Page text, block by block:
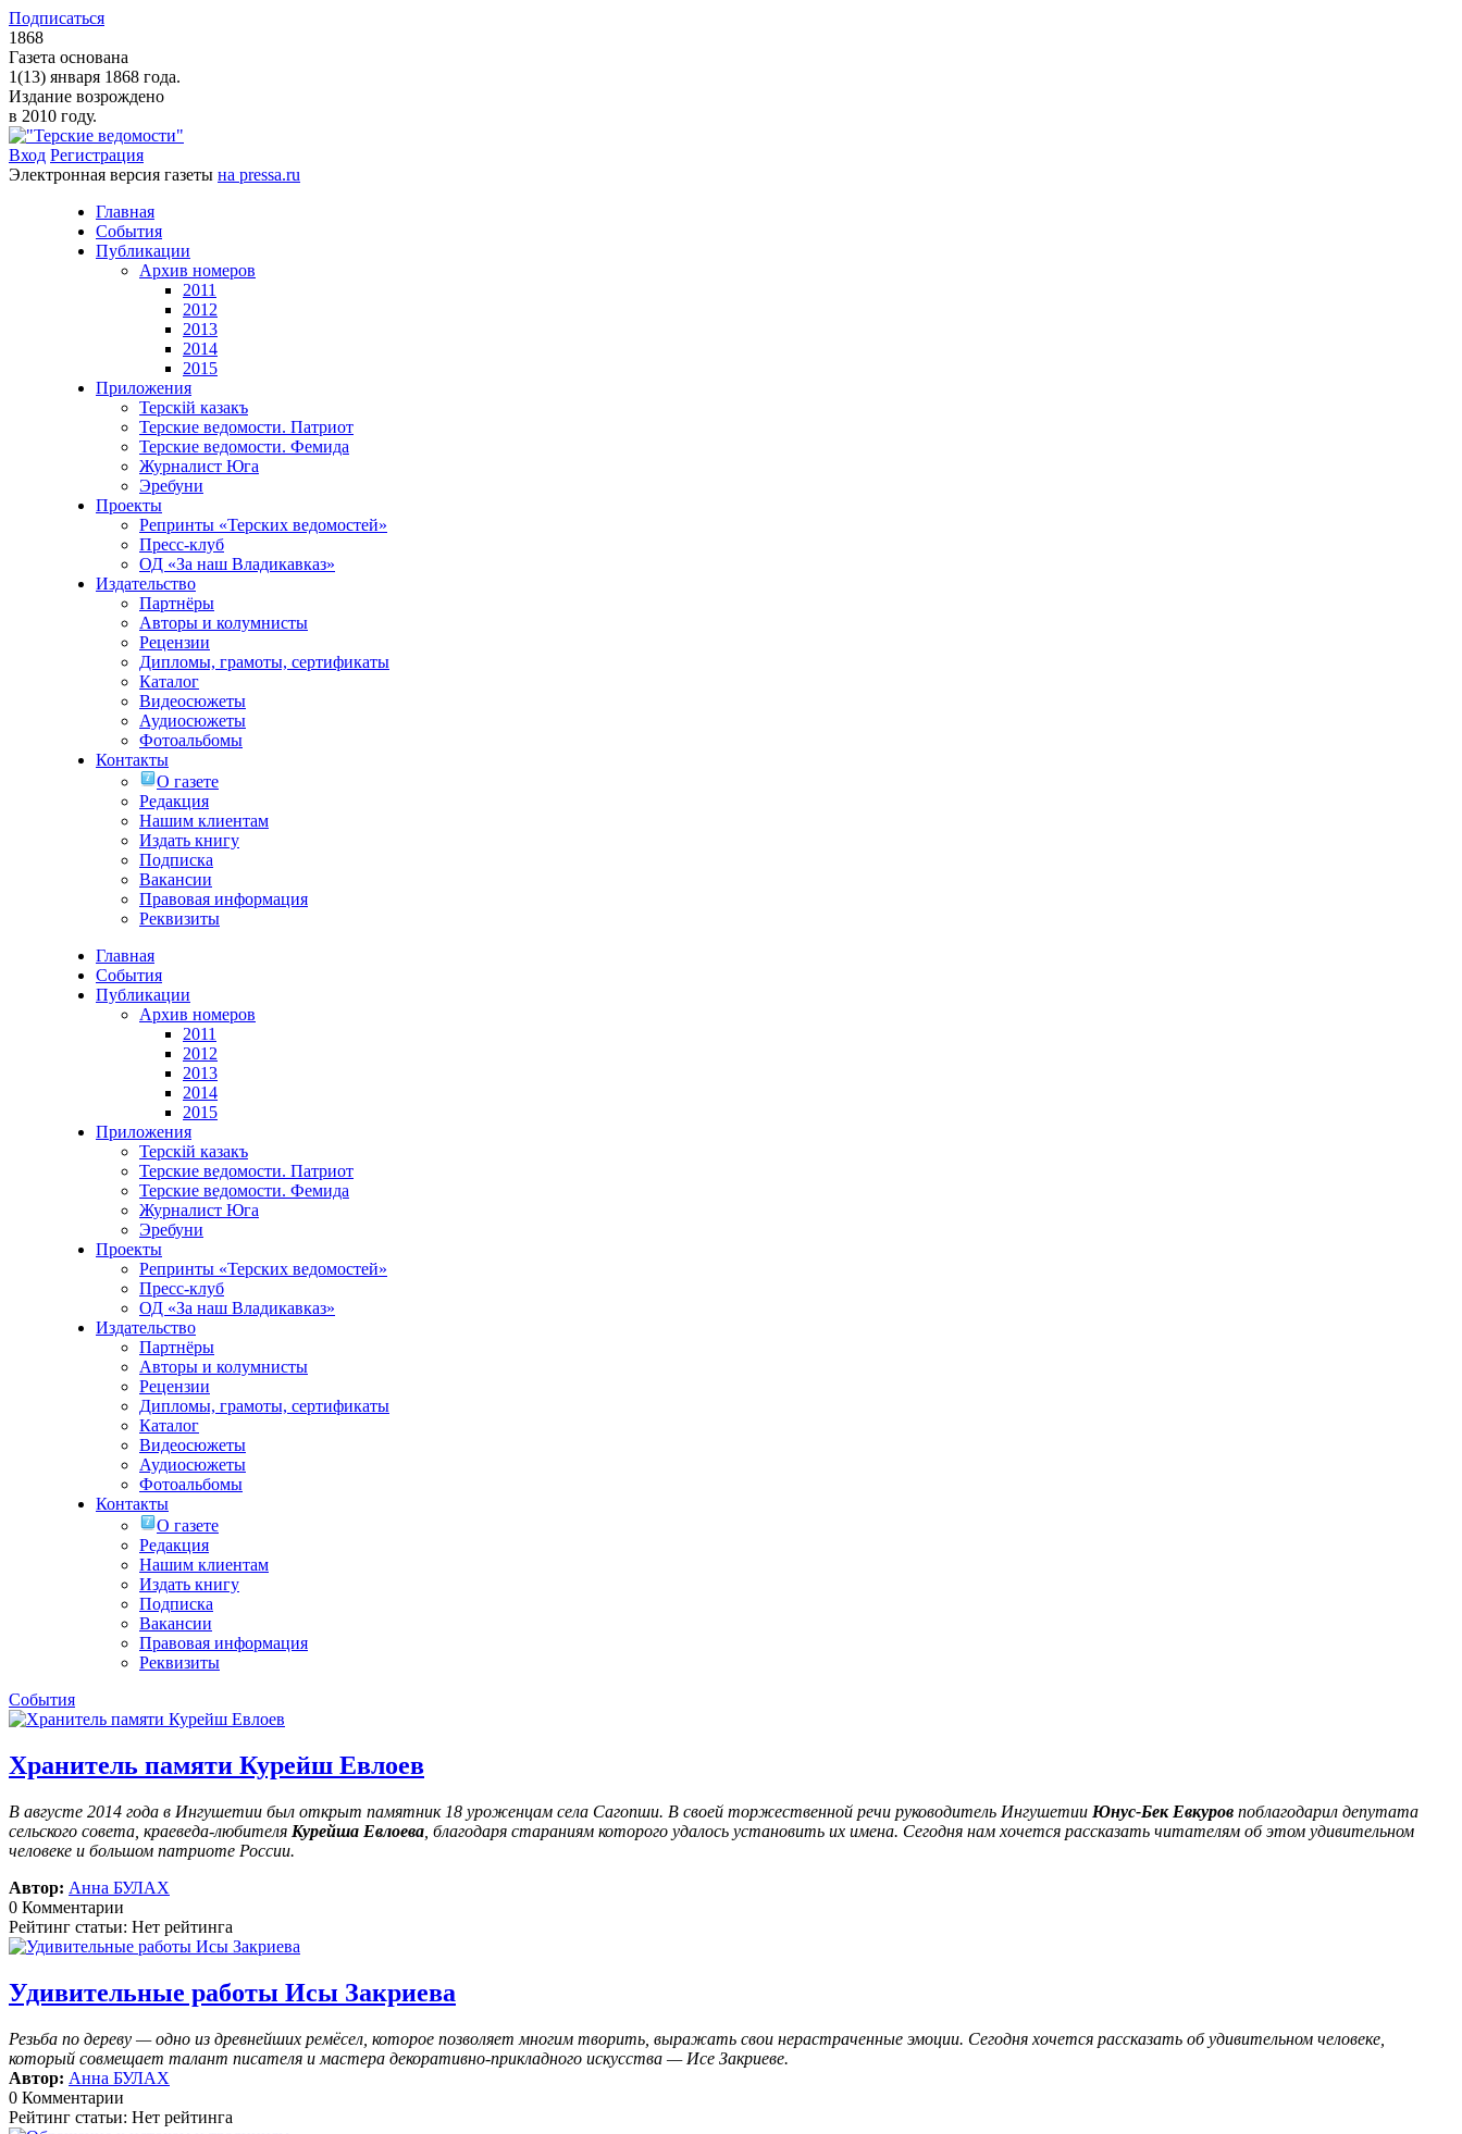
Подписаться
1868
Газета основана
1(13) января 1868 года.
Издание возрождено
в 2010 году.
Вход Регистрация
Электронная версия газеты на pressa.ru
Главная
События
Публикации
Архив номеров
2011
2012
2013
2014
2015
Приложения
Терскiй казакъ
Терские ведомости. Патриот
Терские ведомости. Фемида
Журналист Юга
Эребуни
Проекты
Репринты «Терских ведомостей»
Пресс-клуб
ОД «За наш Владикавказ»
Издательство
Партнёры
Авторы и колумнисты
Рецензии
Дипломы, грамоты, сертификаты
Каталог
Видеосюжеты
Аудиосюжеты
Фотоальбомы
Контакты
О газете
Редакция
Нашим клиентам
Издать книгу
Подписка
Вакансии
Правовая информация
Реквизиты
Главная
События
Публикации
Архив номеров
2011
2012
2013
2014
2015
Приложения
Терскiй казакъ
Терские ведомости. Патриот
Терские ведомости. Фемида
Журналист Юга
Эребуни
Проекты
Репринты «Терских ведомостей»
Пресс-клуб
ОД «За наш Владикавказ»
Издательство
Партнёры
Авторы и колумнисты
Рецензии
Дипломы, грамоты, сертификаты
Каталог
Видеосюжеты
Аудиосюжеты
Фотоальбомы
Контакты
О газете
Редакция
Нашим клиентам
Издать книгу
Подписка
Вакансии
Правовая информация
Реквизиты
События
Хранитель памяти Курейш Евлоев
В августе 2014 года в Ингушетии был открыт памятник 18 уроженцам села Сагопши. В своей торжественной речи руководитель Ингушетии Юнус-Бек Евкуров поблагодарил депутата
сельского совета, краеведа-любителя Курейша Евлоева , благодаря стараниям которого удалось установить их имена. Сегодня нам хочется рассказать читателям об этом удивительном
человеке и большом патриоте России.
Автор: Анна БУЛАХ
0 Комментарии
Рейтинг статьи: Нет рейтинга
Удивительные работы Исы Закриева
Резьба по дереву — одно из древнейших ремёсел, которое позволяет многим творить, выражать свои нерастраченные эмоции. Сегодня хочется рассказать об удивительном человеке,
который совмещает талант писателя и мастера декоративно-прикладного искусства — Исе Закриеве.
Автор: Анна БУЛАХ
0 Комментарии
Рейтинг статьи: Нет рейтинга